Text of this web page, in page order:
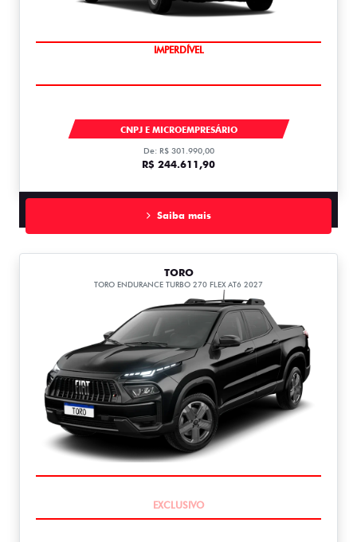
IMPERDÍVEL
CNPJ E MICROEMPRESÁRIO
De: R$ 301.990,00
R$ 244.611,90
Saiba mais
TORO
TORO ENDURANCE TURBO 270 FLEX AT6 2027